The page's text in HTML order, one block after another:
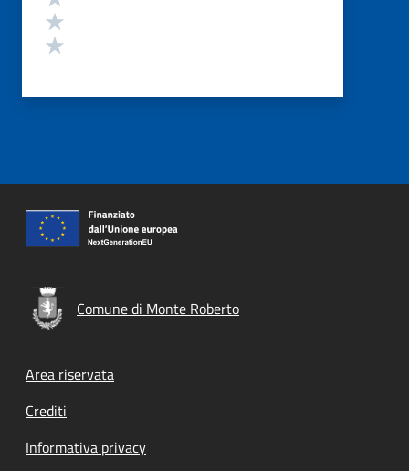
Comune di Monte Roberto
Footer menu
Area riservata
Crediti
Informativa privacy